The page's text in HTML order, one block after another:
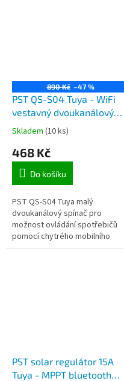
890 Kč –47 %
PST QS-S04 Tuya - WiFi
vestavný dvoukanálový
spínač pro ovládání
spotřebičů přes aplikaci
TuyaSmart v mobilním
telefonu
Skladem (10 ks)
468 Kč
Do košíku
PST QS-S04 Tuya malý
dvoukanálový spínač pro
možnost ovládání spotřebičů
pomocí chytrého mobilního
telefonu a aplikace Tuya Smart
PST solar regulátor 15A
Tuya - MPPT bluetooth